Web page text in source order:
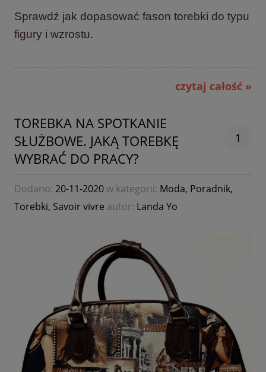
Sprawdź jak dopasować fason torebki do typu
figury i wzrostu.
czytaj całość »
TOREBKA NA SPOTKANIE
SŁUŻBOWE. JAKĄ TOREBKĘ
WYBRAĆ DO PRACY?
1
Dodano: 20-11-2020w kategorii: Moda, Poradnik,
Torebki, Savoir vivre autor: Landa Yo